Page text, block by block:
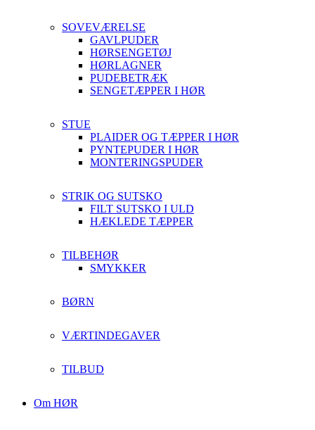
SOVEVÆRELSE
GAVLPUDER
HØRSENGETØJ
HØRLAGNER
PUDEBETRÆK
SENGETÆPPER I HØR
STUE
PLAIDER OG TÆPPER I HØR
PYNTEPUDER I HØR
MONTERINGSPUDER
STRIK OG SUTSKO
FILT SUTSKO I ULD
HÆKLEDE TÆPPER
TILBEHØR
SMYKKER
BØRN
VÆRTINDEGAVER
TILBUD
Om HØR